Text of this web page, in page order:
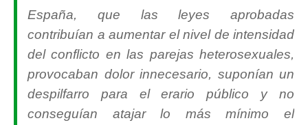
España, que las leyes aprobadas
contribuían a aumentar el nivel de intensidad
del conflicto en las parejas heterosexuales,
provocaban dolor innecesario, suponían un
despilfarro para el erario público y no
conseguían atajar lo más mínimo el